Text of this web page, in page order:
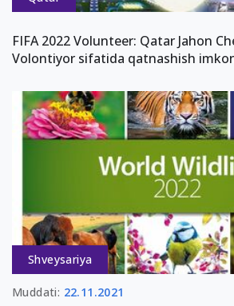
FIFA 2022 Volunteer: Qatar Jahon
Volontiyor sifatida qatnashish
Shveysariya
Muddati: 22.11.2021